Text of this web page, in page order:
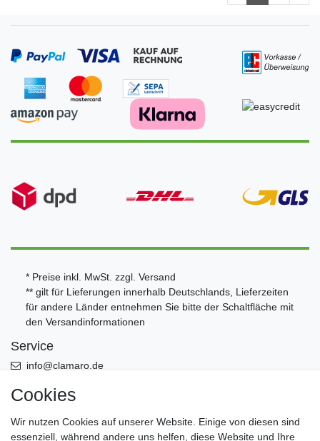
* Preise inkl. MwSt. zzgl. Versand
** gilt für Lieferungen innerhalb Deutschlands, Lieferzeiten
für andere Länder entnehmen Sie bitte der Schaltfläche mit
den Versandinformationen
Service
info@clamaro.de
+49 (0)5956 - 9892870
Öffnungszeiten Büro Mo. bis Fr. von 8:00-13:00 - Werksverkauf
nach Termin
Cookies
Wir nutzen Cookies auf unserer Website. Einige von diesen sind
essenziell, während andere uns helfen, diese Website und Ihre